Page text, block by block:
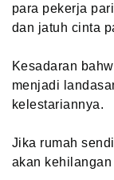
para pekerja
dan jatuh cinta
Kesadaran
menjadi
kelestariannya.
Jika rumah
akan